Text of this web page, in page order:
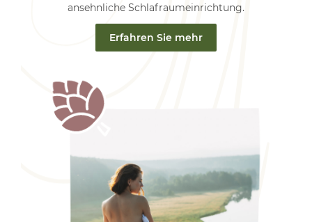
ansehnliche Schlafraumeinrichtung.
Erfahren Sie mehr